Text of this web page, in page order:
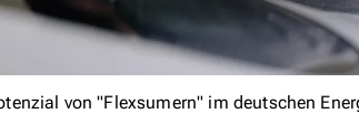
von "Flexsumern" im deutschen